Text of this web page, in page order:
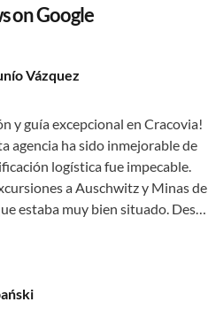
on Google
Vázquez
y guía excepcional en Cracovia!
agencia ha sido inmejorable de
logística fue impecable.
a Auschwitz y Minas de
muy bien situado. Desde
una gran
ciudades , y disponíamos de
lo que nos permitió exprimir el
con total tranquilidad, todo